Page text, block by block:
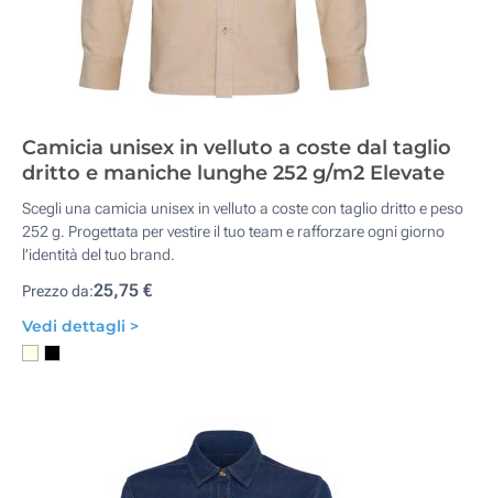
Camicia unisex in velluto a coste dal taglio
dritto e maniche lunghe 252 g/m2 Elevate
Scegli una camicia unisex in velluto a coste con taglio dritto e peso
252 g. Progettata per vestire il tuo team e rafforzare ogni giorno
l’identità del tuo brand.
Prezzo da:25,75 €
Vedi dettagli >